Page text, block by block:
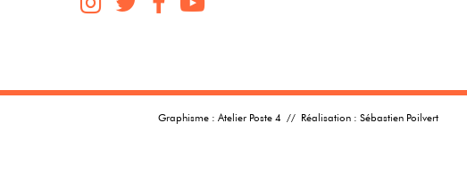
Graphisme : Atelier Poste 4 // Réalisation : Sébastien Poilvert